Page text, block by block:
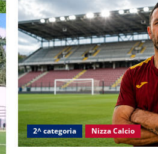
2^ categoria Nizza Calcio